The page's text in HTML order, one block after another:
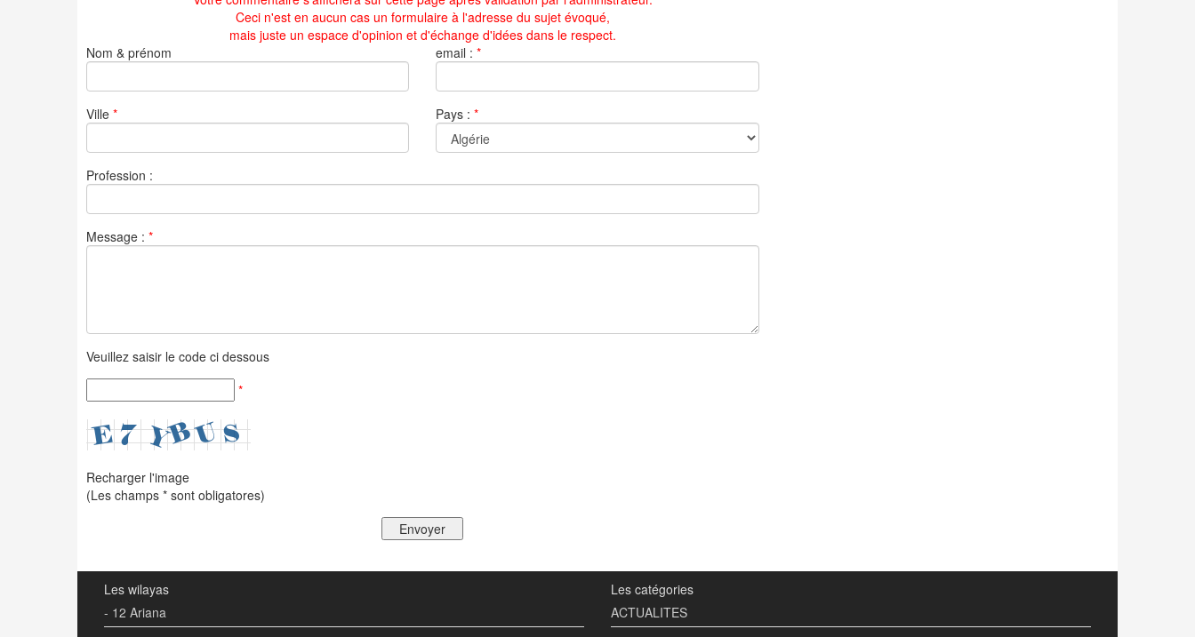
Ceci n'est en aucun cas un formulaire à l'adresse du sujet évoqué,
mais juste un espace d'opinion et d'échange d'idées dans le respect.
Nom & prénom
email :*
Ville * Pays :*
Profession :
Message : *
Veuillez saisir le code ci dessous
*
Recharger l'image
(Les champs * sont obligatores)
Les wilayas
- 12 Ariana
Les catégories
ACTUALITES